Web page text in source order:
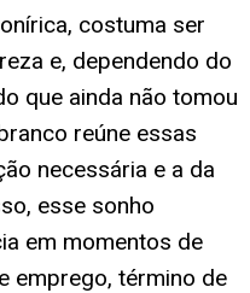
costuma ser
e, dependendo do
que ainda não tomou
reúne essas
necessária e a da
esse sonho
em momentos de
emprego, término de